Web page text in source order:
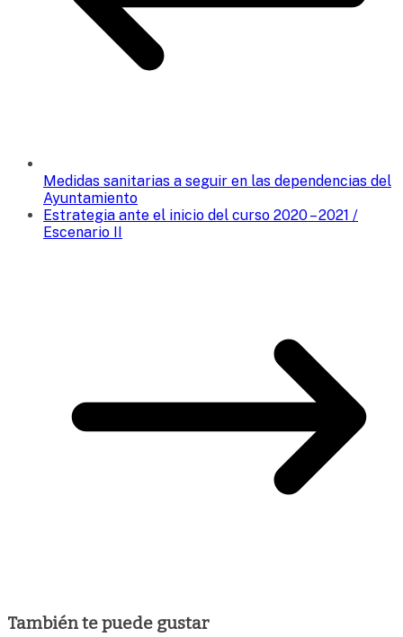
Medidas sanitarias a seguir en las dependencias del
Ayuntamiento
Estrategia ante el inicio del curso 2020 – 2021 /
Escenario II
También te puede gustar